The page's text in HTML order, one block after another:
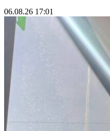
06.08.26 17:01